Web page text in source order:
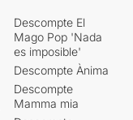
Descompte El
Mago Pop 'Nada
es imposible'
Descompte Ànima
Descompte
Mamma mia